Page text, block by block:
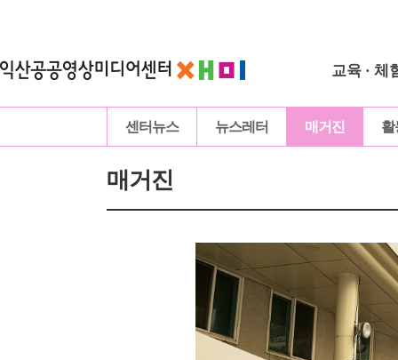
교육 · 체
센터뉴스 뉴스레터 매거진 활
매거진